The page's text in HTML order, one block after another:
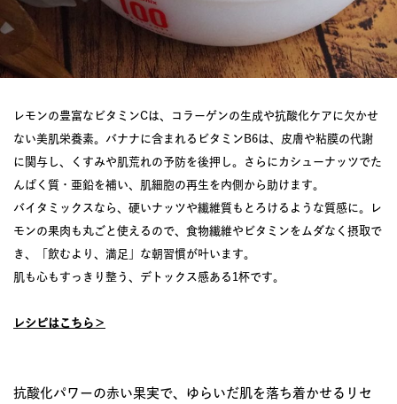
レモンの豊富なビタミンCは、コラーゲンの生成や抗酸化ケアに欠かせ
ない美肌栄養素。バナナに含まれるビタミンB6は、皮膚や粘膜の代謝
に関与し、くすみや肌荒れの予防を後押し。さらにカシューナッツでた
んぱく質・亜鉛を補い、肌細胞の再生を内側から助けます。
バイタミックスなら、硬いナッツや繊維質もとろけるような質感に。レ
モンの果肉も丸ごと使えるので、食物繊維やビタミンをムダなく摂取で
き、「飲むより、満足」な朝習慣が叶います。
肌も心もすっきり整う、デトックス感ある1杯です。
レシピはこちら＞
抗酸化パワーの赤い果実で、ゆらいだ肌を落ち着かせるリセ